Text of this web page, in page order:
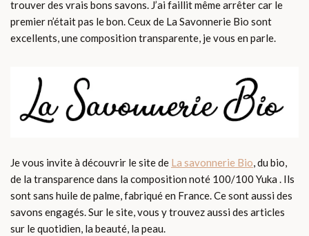
trouver des vrais bons savons. J’ai faillit même arrêter car le
premier n’était pas le bon. Ceux de La Savonnerie Bio sont
excellents, une composition transparente, je vous en parle.
Je vous invite à découvrir le site de La savonnerie Bio, du bio,
de la transparence dans la composition noté 100/100 Yuka . Ils
sont sans huile de palme, fabriqué en France. Ce sont aussi des
savons engagés. Sur le site, vous y trouvez aussi des articles
sur le quotidien, la beauté, la peau.